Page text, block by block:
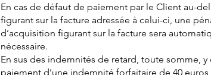
En cas de défaut de paiement par le Client au-
figurant sur la facture adressée à celui-ci, une
d’acquisition figurant sur la facture sera
nécessaire.
En sus des indemnités de retard, toute somme,
paiement d’une indemnité forfaitaire de 40